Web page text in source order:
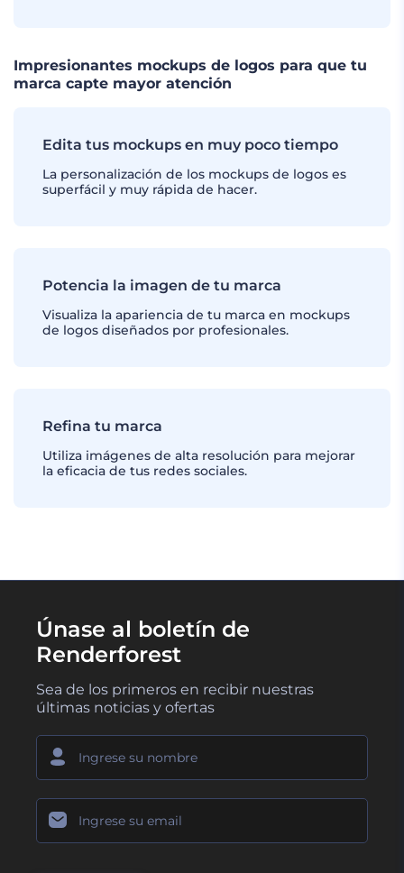
Impresionantes mockups de logos para que tu
marca capte mayor atención
Edita tus mockups en muy poco tiempo
La personalización de los mockups de logos es
superfácil y muy rápida de hacer.
Potencia la imagen de tu marca
Visualiza la apariencia de tu marca en mockups
de logos diseñados por profesionales.
Refina tu marca
Utiliza imágenes de alta resolución para mejorar
la eficacia de tus redes sociales.
Únase al boletín de
Renderforest
Sea de los primeros en recibir nuestras
últimas noticias y ofertas